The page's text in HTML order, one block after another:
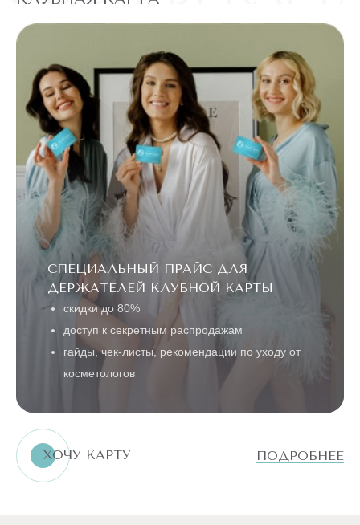
СПЕЦИАЛЬНЫЙ ПРАЙС ДЛЯ
ДЕРЖАТЕЛЕЙ КЛУБНОЙ КАРТЫ
скидки до 80%
доступ к секретным распродажам
гайды, чек-листы, рекомендации по уходу от
косметологов
ХОЧУ КАРТУ ПОДРОБНЕЕ